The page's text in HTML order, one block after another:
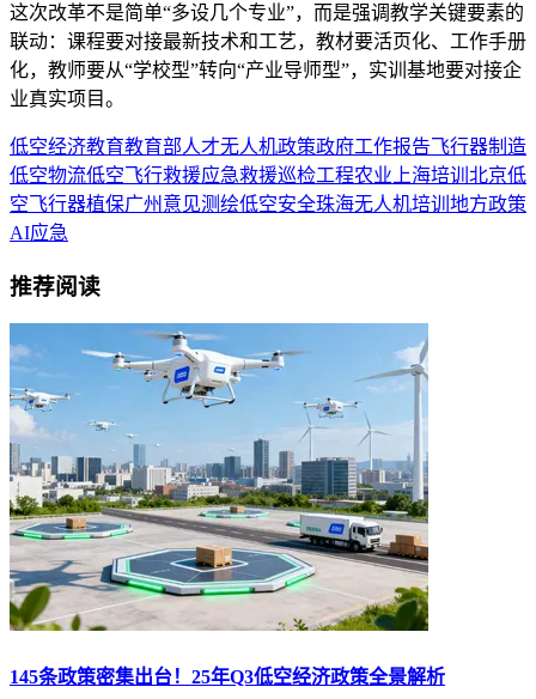
这次改革不是简单“多设几个专业”，而是强调教学关键要素的
联动：课程要对接最新技术和工艺，教材要活页化、工作手册
化，教师要从“学校型”转向“产业导师型”，实训基地要对接企
业真实项目。
低空经济教育教育部人才无人机政策政府工作报告飞行器制造
低空物流低空飞行救援应急救援巡检工程农业 上海培训 北京低
空飞行器植保广州 意见测绘低空安全珠海无人机培训 地方政策
AI应急
推荐阅读
145条政策密集出台！25年Q3低空经济政策全景解析